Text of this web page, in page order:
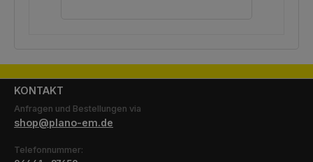
KONTAKT
Anfragen und Bestellungen via
shop@plano-em.de
Telefonnummer: